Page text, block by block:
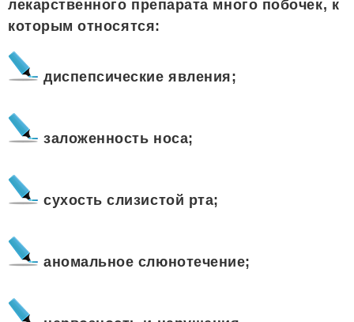
лекарственного препарата много побочек, к
которым относятся:
диспепсические явления;
заложенность носа;
сухость слизистой рта;
аномальное слюнотечение;